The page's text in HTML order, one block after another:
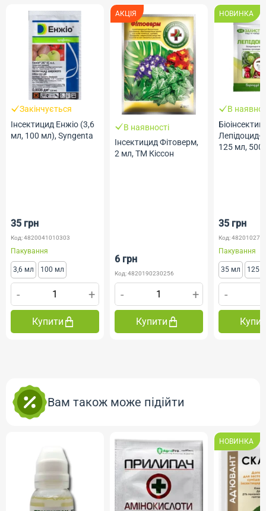
Закінчується
Інсектицид Енжіо (3,6
мл, 100 мл), Syngenta
35 грн
Код: 4820041010303
Пакування
3,6 мл 100 мл
- +
Купити
АКЦІЯ
В наявності
Інсектицид Фітоверм,
2 мл, ТМ Кіссон
6 грн
Код: 4820190230256
- +
Купити
НОВИНКА
В
Лепідоцид-
125 мл,
35 грн
Код:
Пакування
35 мл 125
-
Вам також може підійти
НОВИНКА